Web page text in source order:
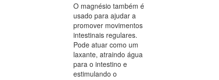
O magnésio também é
usado para ajudar a
promover movimentos
intestinais regulares.
Pode atuar como um
laxante, atraindo água
para o intestino e
estimulando o